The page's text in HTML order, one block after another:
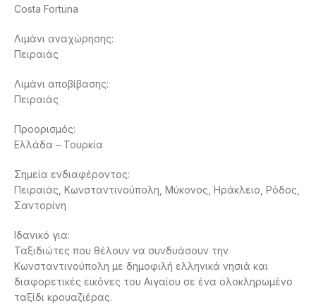
Costa Fortuna
Λιμάνι αναχώρησης:
Πειραιάς
Λιμάνι αποβίβασης:
Πειραιάς
Προορισμός:
Ελλάδα – Τουρκία
Σημεία ενδιαφέροντος:
Πειραιάς, Κωνσταντινούπολη, Μύκονος, Ηράκλειο, Ρόδος,
Σαντορίνη
Ιδανικό για:
Ταξιδιώτες που θέλουν να συνδυάσουν την
Κωνσταντινούπολη με δημοφιλή ελληνικά νησιά και
διαφορετικές εικόνες του Αιγαίου σε ένα ολοκληρωμένο
ταξίδι κρουαζιέρας.